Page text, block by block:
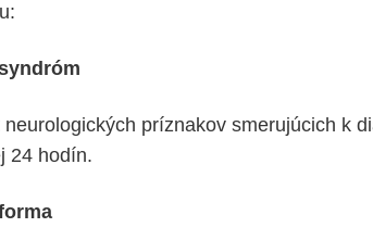
príznakov smerujúcich k
24 hodín.